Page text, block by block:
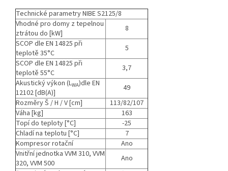
Technické parametry NIBE S2125/8
Vhodné pro domy z tepelnou
ztrátou do [kW]
8
SCOP dle EN 14825 při
teplotě 35°C
5
SCOP dle EN 14825 při
teplotě 55°C
3,7
Akustický výkon (LWA)dle EN
12102 [dB(A)]
49
Rozměry Š / H / V [cm]
113/82/107
Váha [kg]
163
Topí do teploty [°C]
-25
Chladí na teplotu [°C]
7
Kompresor rotační
Ano
Vnitřní jednotka VVM 310, VVM
320, VVM 500
Ano